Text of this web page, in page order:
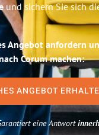
und sichern Sie sich
Angebot anfordern
Corum machen:
ANGEBOT
eine Antwort